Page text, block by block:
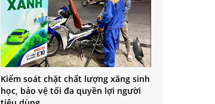
Kiểm soát chặt chất lượng xăng sinh
học, bảo vệ tối đa quyền lợi người